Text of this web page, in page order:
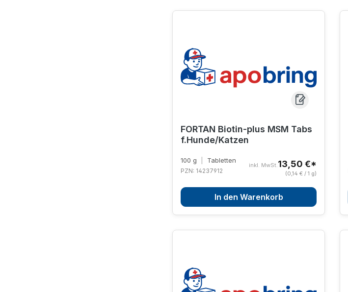
FORTAN Biotin-plus MSM Tabs
f.Hunde/Katzen
100 g Tabletten
PZN: 14237912
inkl. MwSt.13,50 €*
(0,14 € / 1 g)
In den Warenkorb